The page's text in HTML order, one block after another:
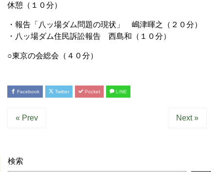
休憩（１０分）
・報告「八ッ場ダム問題の現状」 嶋津暉之（２０分）
・八ッ場ダム住民訴訟報告 西島和（１０分）
○東京の会総会（４０分）
Facebook Twitter Pocket LINE
« Prev Next »
検索